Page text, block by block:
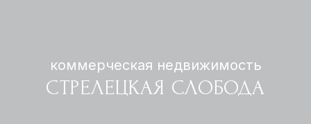
коммерческая недвижимость
СТРЕЛЕЦКАЯ СЛОБОДА